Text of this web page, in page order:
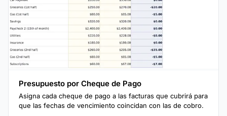
Presupuesto por Cheque de Pago
Asigna cada cheque de pago a las facturas que cubrirá para
que las fechas de vencimiento coincidan con las de cobro.